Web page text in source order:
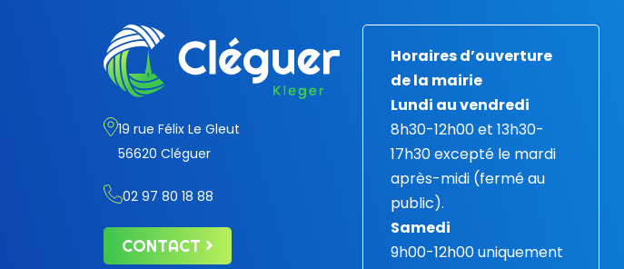
19 rue Félix Le Gleut
56620 Cléguer
02 97 80 18 88
CONTACT
Horaires d’ouverture
de la mairie
Lundi au vendredi
8h30-12h00 et 13h30-
17h30 excepté le mardi
après-midi (fermé au
public).
Samedi
9h00-12h00 uniquement